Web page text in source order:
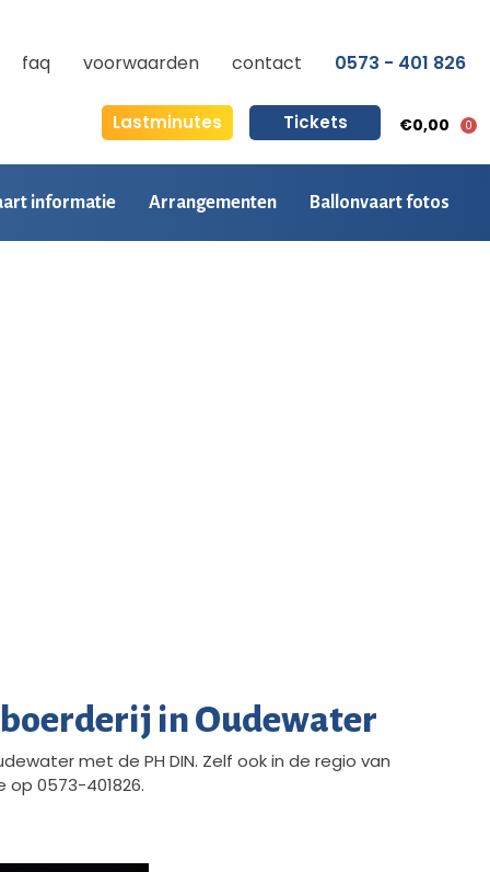
faq voorwaarden contact 0573 - 401 826
Lastminutes Tickets €0,00 0
informatie Arrangementen Ballonvaart fotos
in Oudewater
met de PH DIN. Zelf ook in de regio van
0573-401826.